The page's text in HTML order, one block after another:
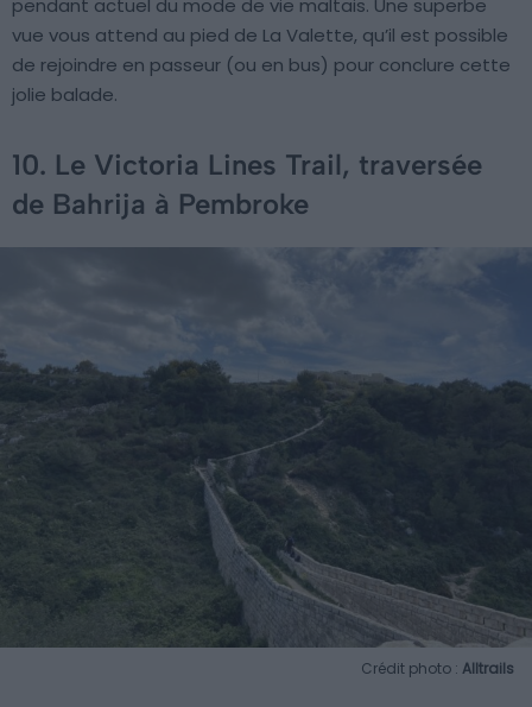
pendant actuel du mode de vie maltais. Une superbe
vue vous attend au pied de La Valette, qu’il est possible
de rejoindre en passeur (ou en bus) pour conclure cette
jolie balade.
10. Le Victoria Lines Trail, traversée
de Bahrija à Pembroke
Crédit photo : Alltrails